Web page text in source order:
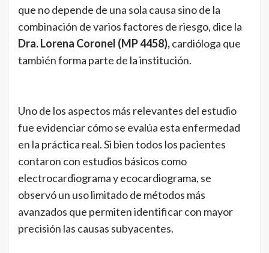
que no depende de una sola causa sino de la
combinación de varios factores de riesgo, dice la
Dra. Lorena Coronel (MP 4458),cardióloga que
también forma parte de la institución.
Uno de los aspectos más relevantes del estudio
fue evidenciar cómo se evalúa esta enfermedad
en la práctica real. Si bien todos los pacientes
contaron con estudios básicos como
electrocardiograma y ecocardiograma, se
observó un uso limitado de métodos más
avanzados que permiten identificar con mayor
precisión las causas subyacentes.